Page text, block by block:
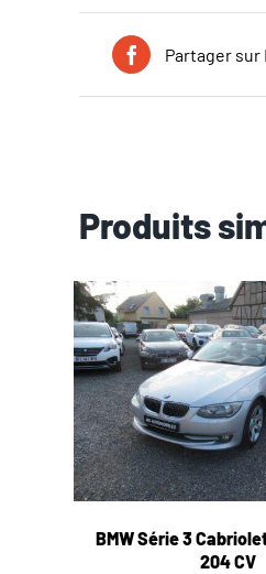
Partager sur
Produits
BMW Série 3
204 CV